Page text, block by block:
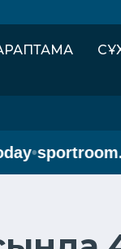
•sportroom.kz